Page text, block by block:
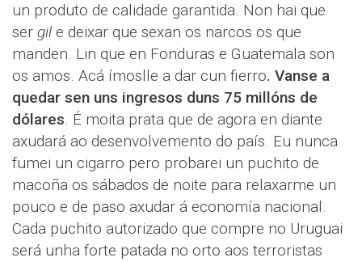
un produto de calidade garantida. Non hai que
ser gil e deixar que sexan os narcos os que
manden. Lin que en Fonduras e Guatemala son
os amos. Acá ímoslle a dar cun fierro. Vanse a
quedar sen uns ingresos duns 75 millóns de
dólares. É moita prata que de agora en diante
axudará ao desenvolvemento do país. Eu nunca
fumei un cigarro pero probarei un puchito de
macoña os sábados de noite para relaxarme un
pouco e de paso axudar á economía nacional.
Cada puchito autorizado que compre no Uruguai
será unha forte patada no orto aos terroristas